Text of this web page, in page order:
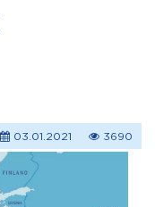
03.01.2021 3690